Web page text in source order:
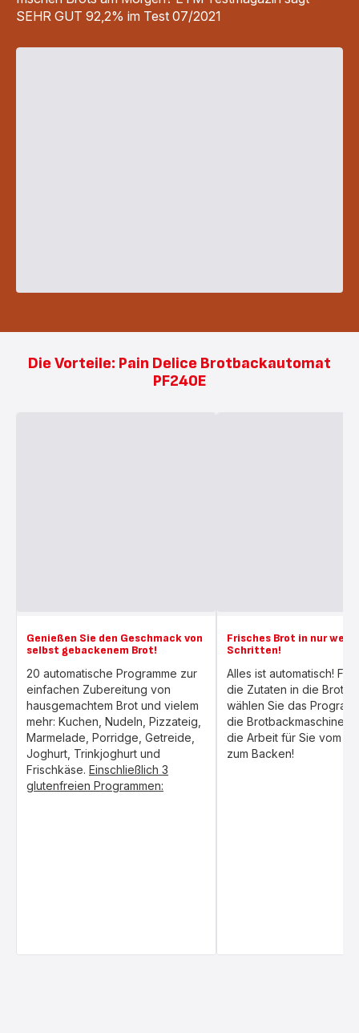
SEHR GUT 92,2% im Test 07/2021
Die Vorteile: Pain Delice Brotbackautomat
PF240E
Genießen Sie den Geschmack von
selbst gebackenem Brot!
20 automatische Programme zur
einfachen Zubereitung von
hausgemachtem Brot und vielem
mehr: Kuchen, Nudeln, Pizzateig,
Marmelade, Porridge, Getreide,
Joghurt, Trinkjoghurt und
Frischkäse. Einschließlich 3
glutenfreien Programmen:
Frisches Brot in nur
Schritten!
Alles ist automatisch!
die Zutaten in die
wählen Sie das
die Brotbackmaschine
die Arbeit für Sie vom
zum Backen!